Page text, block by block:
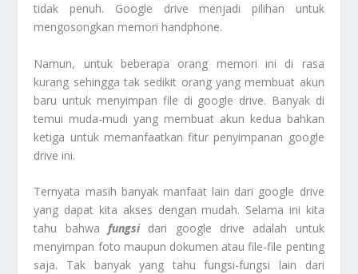
tidak penuh. Google drive menjadi pilihan untuk
mengosongkan memori handphone.
Namun, untuk beberapa orang memori ini di rasa
kurang sehingga tak sedikit orang yang membuat akun
baru untuk menyimpan file di google drive. Banyak di
temui muda-mudi yang membuat akun kedua bahkan
ketiga untuk memanfaatkan fitur penyimpanan google
drive ini.
Ternyata masih banyak manfaat lain dari google drive
yang dapat kita akses dengan mudah. Selama ini kita
tahu bahwafungsidari google drive adalah untuk
menyimpan foto maupun dokumen atau file-file penting
saja. Tak banyak yang tahu fungsi-fungsi lain dari